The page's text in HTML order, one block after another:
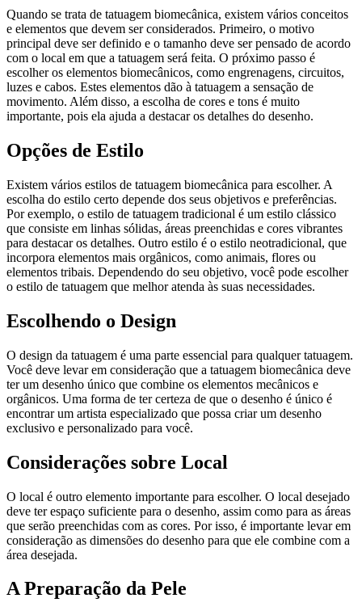
Quando se trata de tatuagem biomecânica, existem vários conceitos
e elementos que devem ser considerados. Primeiro, o motivo
principal deve ser definido e o tamanho deve ser pensado de acordo
com o local em que a tatuagem será feita. O próximo passo é
escolher os elementos biomecânicos, como engrenagens, circuitos,
luzes e cabos. Estes elementos dão à tatuagem a sensação de
movimento. Além disso, a escolha de cores e tons é muito
importante, pois ela ajuda a destacar os detalhes do desenho.
Opções de Estilo
Existem vários estilos de tatuagem biomecânica para escolher. A
escolha do estilo certo depende dos seus objetivos e preferências.
Por exemplo, o estilo de tatuagem tradicional é um estilo clássico
que consiste em linhas sólidas, áreas preenchidas e cores vibrantes
para destacar os detalhes. Outro estilo é o estilo neotradicional, que
incorpora elementos mais orgânicos, como animais, flores ou
elementos tribais. Dependendo do seu objetivo, você pode escolher
o estilo de tatuagem que melhor atenda às suas necessidades.
Escolhendo o Design
O design da tatuagem é uma parte essencial para qualquer tatuagem.
Você deve levar em consideração que a tatuagem biomecânica deve
ter um desenho único que combine os elementos mecânicos e
orgânicos. Uma forma de ter certeza de que o desenho é único é
encontrar um artista especializado que possa criar um desenho
exclusivo e personalizado para você.
Considerações sobre Local
O local é outro elemento importante para escolher. O local desejado
deve ter espaço suficiente para o desenho, assim como para as áreas
que serão preenchidas com as cores. Por isso, é importante levar em
consideração as dimensões do desenho para que ele combine com a
área desejada.
A Preparação da Pele